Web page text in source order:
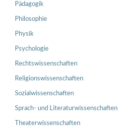
Pädagogik
Philosophie
Physik
Psychologie
Rechtswissenschaften
Religionswissenschaften
Sozialwissenschaften
Sprach- und Literaturwissenschaften
Theaterwissenschaften